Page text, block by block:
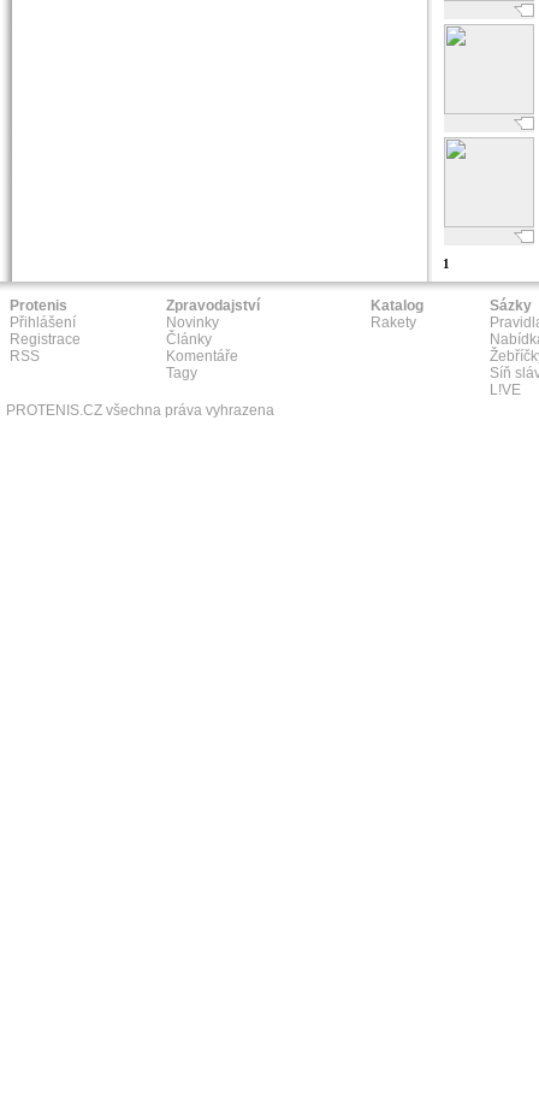
1
Protenis
Přihlášení
Registrace
RSS
Zpravodajství
Novinky
Články
Komentáře
Tagy
Katalog
Rakety
Sázky
Síň
L!VE
PROTENIS.CZ všechna práva vyhrazena